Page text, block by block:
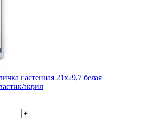
настенная 21х29,7 белая
акрил
+